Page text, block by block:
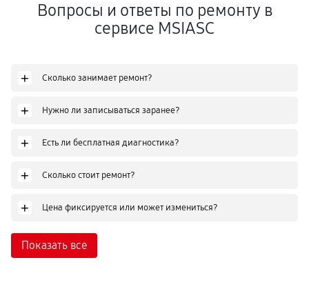
Вопросы и ответы по ремонту в
сервисе MSIASC
+ Сколько занимает ремонт?
+ Нужно ли записываться заранее?
+ Есть ли бесплатная диагностика?
+ Сколько стоит ремонт?
+ Цена фиксируется или может измениться?
Показать все